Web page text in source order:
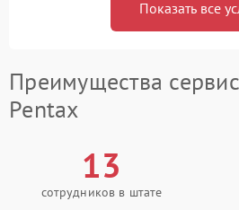
Показать все
Преимущества
Pentax
13
сотрудников в штате